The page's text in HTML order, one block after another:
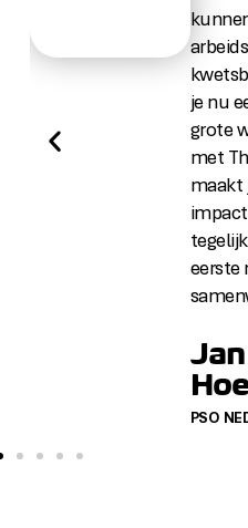
je nu
grote
met
maakt
eerste
PSO